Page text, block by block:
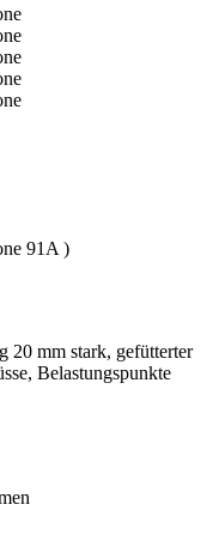
91A )
20 mm stark, gefütterter
Belastungspunkte